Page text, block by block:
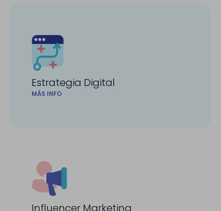
Estrategia Digital
MÁS INFO
Influencer Marketing